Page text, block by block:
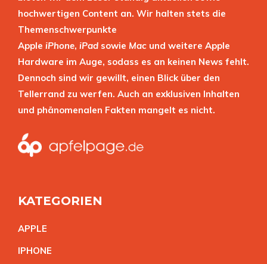
hochwertigen Content an. Wir halten stets die
Themenschwerpunkte
Apple iPhone, iPad sowie Mac und weitere Apple
Hardware im Auge, sodass es an keinen News fehlt.
Dennoch sind wir gewillt, einen Blick über den
Tellerrand zu werfen. Auch an exklusiven Inhalten
und phänomenalen Fakten mangelt es nicht.
KATEGORIEN
APPLE
IPHONE